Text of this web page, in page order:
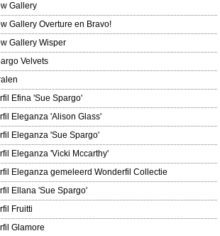
Gallery
Gallery Overture en Bravo!
Gallery Wisper
Velvets
Efina 'Sue Spargo'
Eleganza 'Alison Glass'
Eleganza 'Sue Spargo'
Eleganza 'Vicki Mccarthy'
Eleganza gemeleerd Wonderfil Collectie
Ellana 'Sue Spargo'
Fruitti
Glamore